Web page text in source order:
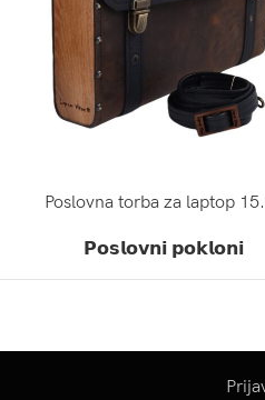
ZATRAŽI PONUDU
Poslovna torba za laptop
𝗣𝗼𝘀𝗹𝗼𝘃𝗻𝗶 𝗽𝗼𝗸𝗹𝗼𝗻𝗶